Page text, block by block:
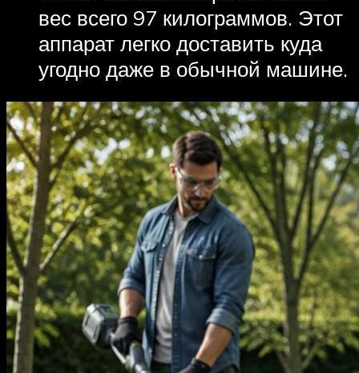
вес всего 97 килограммов. Этот
аппарат легко доставить куда
угодно даже в обычной машине.